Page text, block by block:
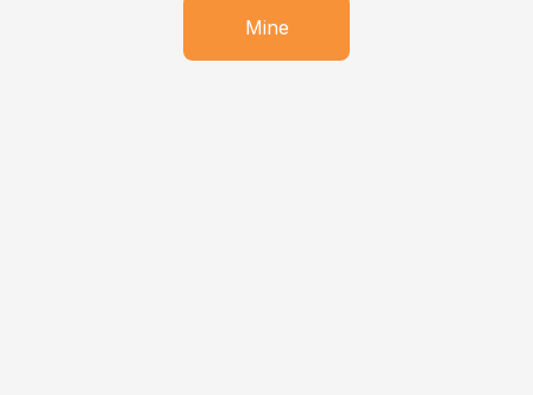
Mine